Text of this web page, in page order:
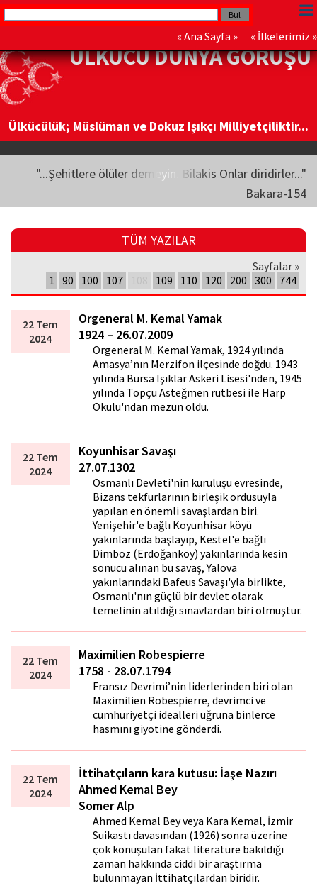
« Ana Sayfa » « İlkelerimiz »
ÜLKÜCÜ DÜNYA GÖRÜŞÜ
Ülkücülük; Müslüman ve Dokuz Işıkçı Milliyetçiliktir...
"...Şehitlere ölüler demeyin. Bilakis Onlar diridirler..."
Bakara-154
TÜM YAZILAR
Sayfalar »
1 90 100 107 109 110 120 200 300 744
22 Tem
2024
Orgeneral M. Kemal Yamak
1924 – 26.07.2009
Orgeneral M. Kemal Yamak, 1924 yılında
Amasya’nın Merzifon ilçesinde doğdu. 1943
yılında Bursa Işıklar Askeri Lisesi'nden, 1945
yılında Topçu Asteğmen rütbesi ile Harp
Okulu'ndan mezun oldu.
22 Tem
2024
Koyunhisar Savaşı
27.07.1302
Osmanlı Devleti'nin kuruluşu evresinde,
Bizans tekfurlarının birleşik ordusuyla
yapılan en önemli savaşlardan biri.
Yenişehir'e bağlı Koyunhisar köyü
yakınlarında başlayıp, Kestel'e bağlı
Dimboz (Erdoğanköy) yakınlarında kesin
sonucu alınan bu savaş, Yalova
yakınlarındaki Bafeus Savaşı'yla birlikte,
Osmanlı'nın güçlü bir devlet olarak
temelinin atıldığı sınavlardan biri olmuştur.
22 Tem
2024
Maximilien Robespierre
1758 - 28.07.1794
Fransız Devrimi’nin liderlerinden biri olan
Maximilien Robespierre, devrimci ve
cumhuriyetçi idealleri uğruna binlerce
hasmını giyotine gönderdi.
22 Tem
2024
İttihatçıların kara kutusu: İaşe Nazırı
Ahmed Kemal Bey
Somer Alp
Ahmed Kemal Bey veya Kara Kemal, İzmir
Suikastı davasından (1926) sonra üzerine
çok konuşulan fakat literatüre bakıldığı
zaman hakkında ciddi bir araştırma
bulunmayan İttihatçılardan biridir.